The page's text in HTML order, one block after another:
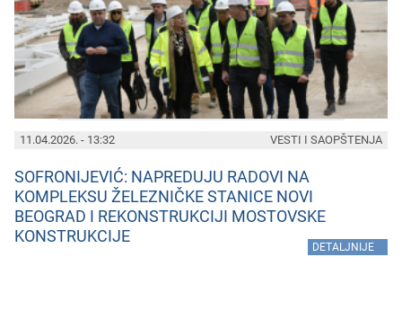
11.04.2026. - 13:32
SOFRONIJEVIĆ: NAPREDUJU RADOVI NA
KOMPLEKSU ŽELEZNIČKE STANICE NOVI
BEOGRAD I REKONSTRUKCIJI MOSTOVSKE
KONSTRUKCIJE
DETALJNIJE
VESTI I SAOPŠTENJA